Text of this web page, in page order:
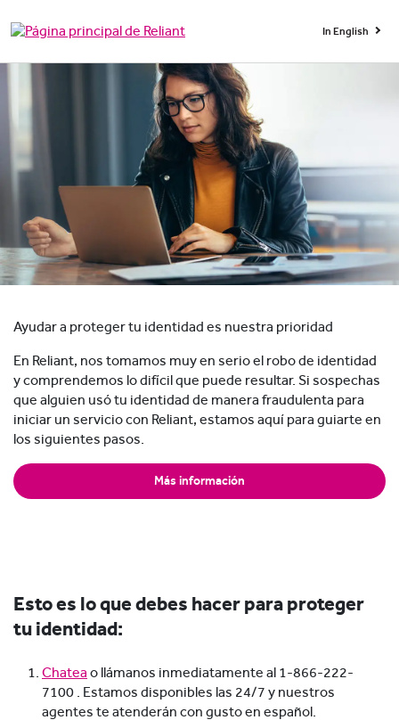
In English
Ayudar a proteger tu identidad es nuestra prioridad
En Reliant, nos tomamos muy en serio el robo de identidad
y comprendemos lo difícil que puede resultar. Si sospechas
que alguien usó tu identidad de manera fraudulenta para
iniciar un servicio con Reliant, estamos aquí para guiarte en
los siguientes pasos.
Más información
Esto es lo que debes hacer para proteger
tu identidad:
Chatea o llámanos inmediatamente al 1-866-222-
7100 . Estamos disponibles las 24/7 y nuestros
agentes te atenderán con gusto en español.